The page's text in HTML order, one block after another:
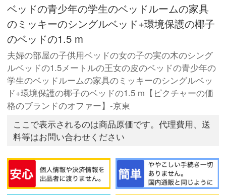
ベッドの青少年の学生のベッドルームの家具
のミッキーのシングルベッド+環境保護の椰子
のベッドの1.5 m
夫婦の部屋の子供用ベッドの女の子の実の木のシング
ルベッドの1.5メートルの王女の皮のベッドの青少年の
学生のベッドルームの家具のミッキーのシングルベッ
ド+環境保護の椰子のベッドの1.5 m【ピクチャーの価
格のブランドのオファー】-京東
ここで表示されるのは商品原価です。代理費用、送
料等はお問い合わせください